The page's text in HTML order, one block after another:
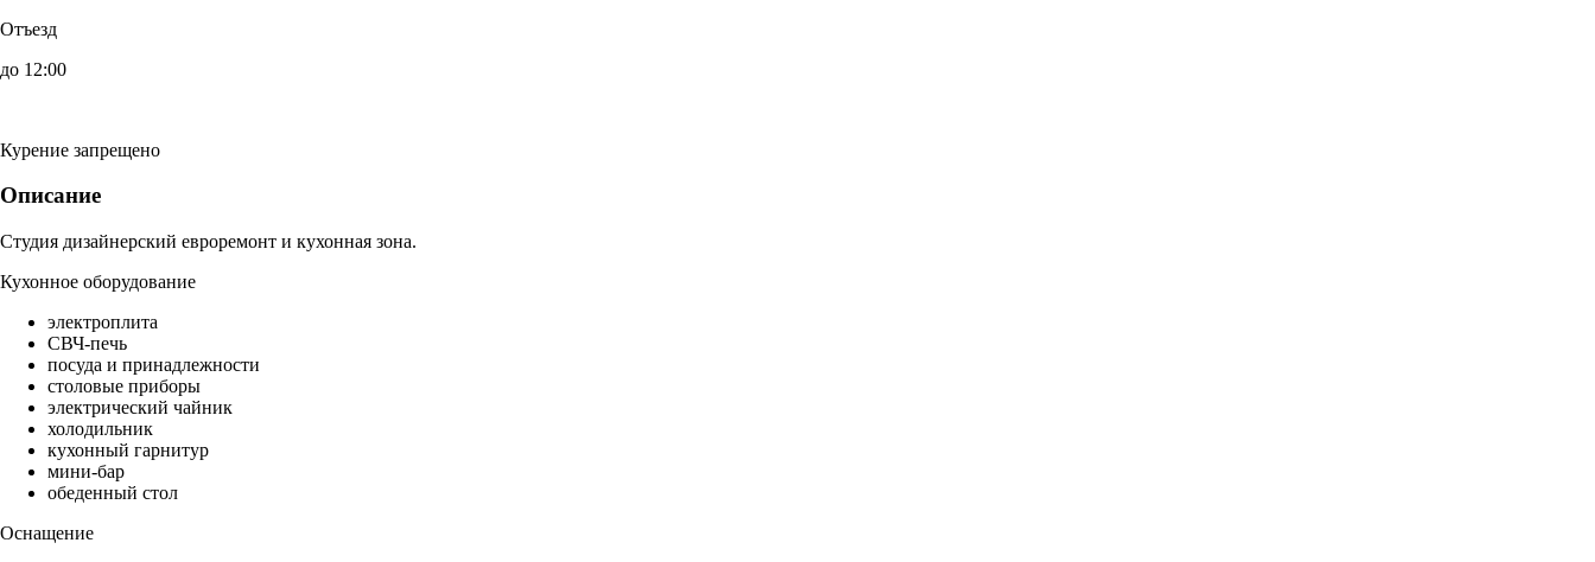
Отъезд
до 12:00
Курение запрещено
Описание
Студия дизайнерский евроремонт и кухонная зона.
Кухонное оборудование
электроплита
СВЧ-печь
посуда и принадлежности
столовые приборы
электрический чайник
холодильник
кухонный гарнитур
мини-бар
обеденный стол
Оснащение